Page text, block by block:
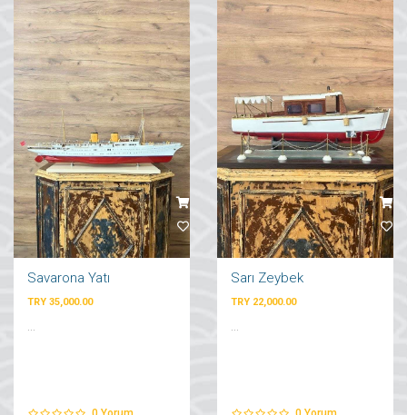
Savarona Yatı
TRY 35,000.00
...
Sarı Zeybek
TRY 22,000.00
...